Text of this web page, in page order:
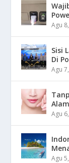
Agu
Sisi
Di
Agu
Agu
Agu